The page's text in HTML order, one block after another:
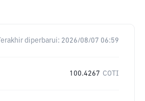
Terakhir diperbarui: 2026/08/07 06:59
100.4267 COTI